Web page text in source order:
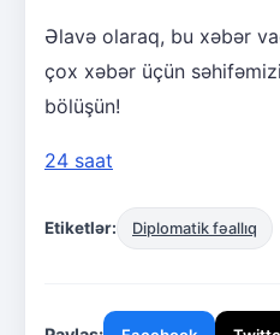
Əlavə olaraq, bu xəbər
çox xəbər üçün
bölüşün!
24 saat
Etiketlər: Diplomatik fəallıq